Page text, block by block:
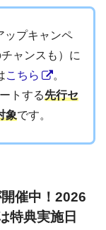
ップキャンペ
ャンスも）に
こちら
。
トする先行セ
象です。
催中！2026
特典実施日